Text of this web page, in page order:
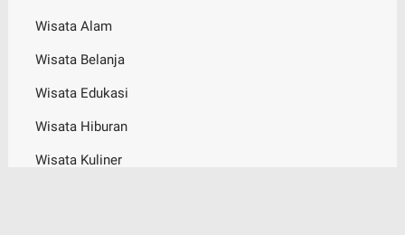
Wisata Alam
Wisata Belanja
Wisata Edukasi
Wisata Hiburan
Wisata Kuliner